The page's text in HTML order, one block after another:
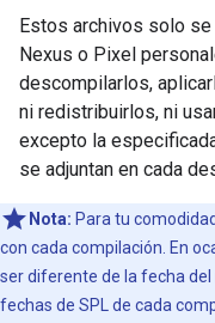
Estos archivos solo
Nexus o Pixel
descompilarlos,
ni redistribuirlos, ni
excepto la
se adjuntan en cada
Nota: Para tu
con cada compilación. En
ser diferente de la fecha del
fechas de SPL de cada